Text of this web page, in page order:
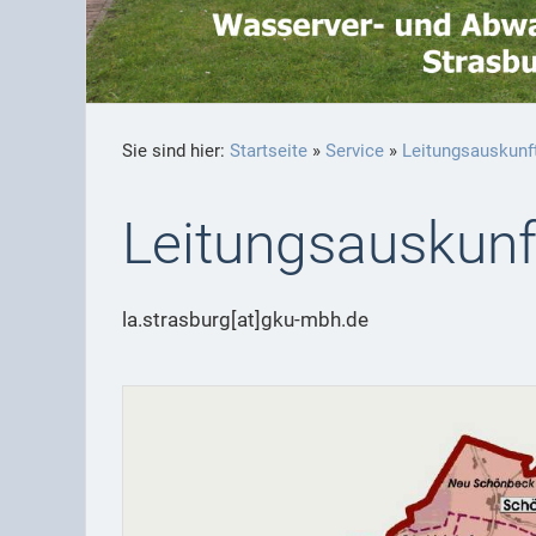
Sie sind hier: Startseite » Service »
la.strasburg[at]gku-mbh.de